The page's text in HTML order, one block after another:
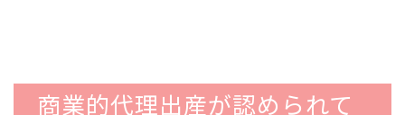
商業的代理出産が認められて